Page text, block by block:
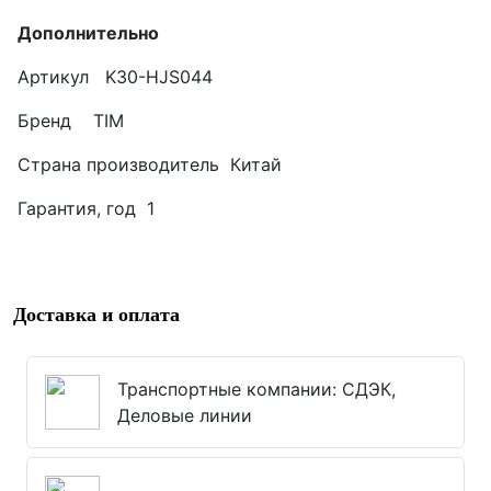
Дополнительно
Артикул K30-HJS044
Бренд TIM
Страна производитель Китай
Гарантия, год 1
Доставка и оплата
Транспортные компании: СДЭК,
Деловые линии